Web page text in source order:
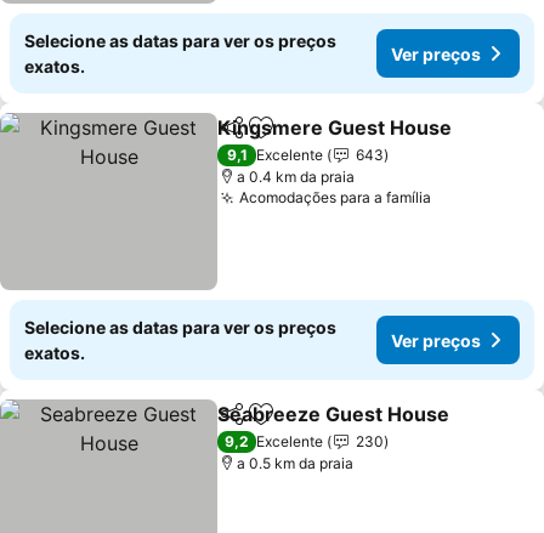
Selecione as datas para ver os preços
exatos.
Ver preços
PartilharAdicionar aos favoritos
Kingsmere Guest House
9,1 Excelente
643
a 0.4 km da praia
Acomodações para a família
Selecione as datas para ver os preços
exatos.
Ver preços
PartilharAdicionar aos favoritos
Seabreeze Guest House
9,2 Excelente
230
a 0.5 km da praia